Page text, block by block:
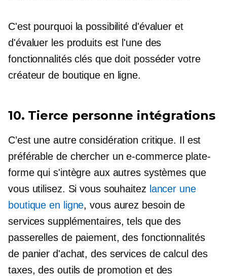
C'est pourquoi la possibilité d'évaluer et
d'évaluer les produits est l'une des
fonctionnalités clés que doit posséder votre
créateur de boutique en ligne.
10. Tierce personne intégrations
C’est une autre considération critique. Il est
préférable de chercher une-commerceplate-
forme qui s'intègre aux autres systèmes que
vous utilisez. Si vous souhaitez lancer une
boutique en ligne, vous aurez besoin de
services supplémentaires, tels que des
passerelles de paiement, des fonctionnalités
de panier d'achat, des services de calcul des
taxes, des outils de promotion et des